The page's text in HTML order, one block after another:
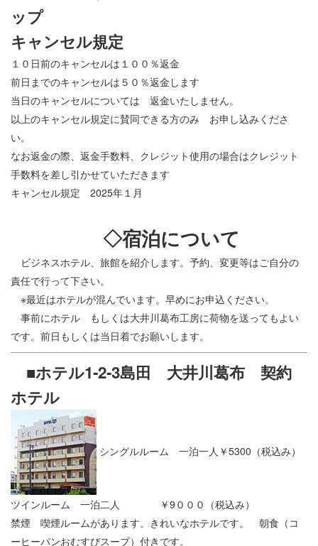
ップ
キャンセル規定
１０日前のキャンセルは１００％返金
前日までのキャンセルは５０％返金します
当日のキャンセルについては 返金いたしません。
以上のキャンセル規定に賛同できる方のみ お申し込みくださ
い。
なお返金の際、返金手数料、クレジット使用の場合はクレジット
手数料を差し引かせていただきます
キャンセル規定 2025年１月
◇宿泊について
ビジネスホテル、旅館を紹介します。予約、変更等はご自分の
責任で行って下さい。
※最近はホテルが混んでいます。早めにお申込ください。
事前にホテル もしくは大井川葛布工房に荷物を送ってもよい
です。前日もしくは当日着でお願いします。
■ホテル1-2-3島田 大井川葛布 契約
ホテル
シングルルーム 一泊一人￥5300（税込み）
ツインルーム 一泊二人 ￥9０００（税込み）
禁煙 喫煙ルームがあります。きれいなホテルです。 朝食（コ
ーヒーパンおむすびスープ）付きです。